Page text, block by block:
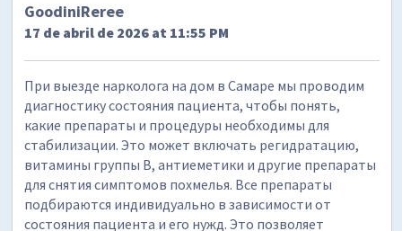
GoodiniReree
17 de abril de 2026 at 11:55 PM
При выезде нарколога на дом в Самаре мы проводим
диагностику состояния пациента, чтобы понять,
какие препараты и процедуры необходимы для
стабилизации. Это может включать регидратацию,
витамины группы B, антиеметики и другие препараты
для снятия симптомов похмелья. Все препараты
подбираются индивидуально в зависимости от
состояния пациента и его нужд. Это позволяет